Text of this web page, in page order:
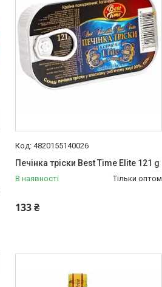
4820155140026
Печінка тріски Best Time Elite 121 g
В наявності Тільки оптом
133 ₴